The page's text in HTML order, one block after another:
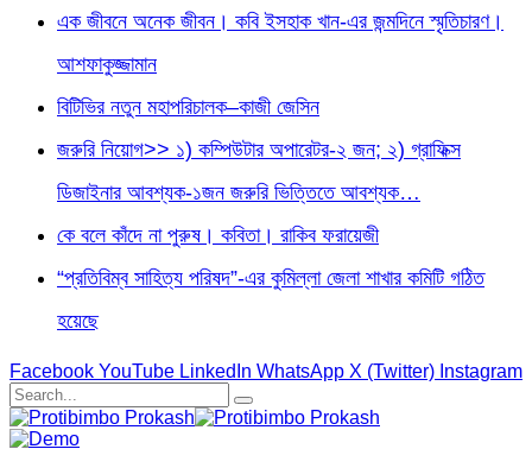
এক জীবনে অনেক জীবন। কবি ইসহাক খান-এর জন্মদিনে স্মৃতিচারণ।
আশফাকুজ্জামান
বিটিভির নতুন মহাপরিচালক–কাজী জেসিন
জরুরি নিয়োগ>> ১) কম্পিউটার অপারেটর-২ জন; ২) গ্রাফিক্স
ডিজাইনার আবশ্যক-১জন জরুরি ভিত্তিতে আবশ্যক…
কে বলে কাঁদে না পুরুষ। কবিতা। রাকিব ফরায়েজী
“প্রতিবিম্ব সাহিত্য পরিষদ”-এর কুমিল্লা জেলা শাখার কমিটি গঠিত
হয়েছে
Facebook YouTube LinkedIn WhatsApp X (Twitter) Instagram